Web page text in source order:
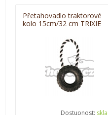
Přetahovadlo traktorové
kolo 15cm/32 cm TRIXIE
Dostupnost: